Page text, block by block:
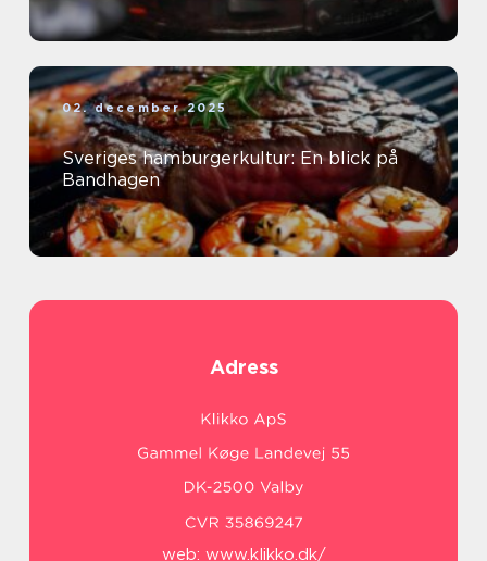
02. december 2025
Sveriges hamburgerkultur: En blick på
Bandhagen
Adress
web: www.klikko.dk/